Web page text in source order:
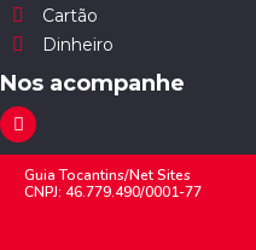
Cartão
Dinheiro
Nos acompanhe
Guia Tocantins/Net Sites
CNPJ: 46.779.490/0001-77